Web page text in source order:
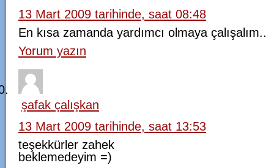
13 Mart 2009 tarihinde, saat 08:48
En kısa zamanda yardımcı olmaya çalışalım..
Yorum yazın
şafak çalışkan
13 Mart 2009 tarihinde, saat 13:53
teşekkürler zahek
beklemedeyim =)